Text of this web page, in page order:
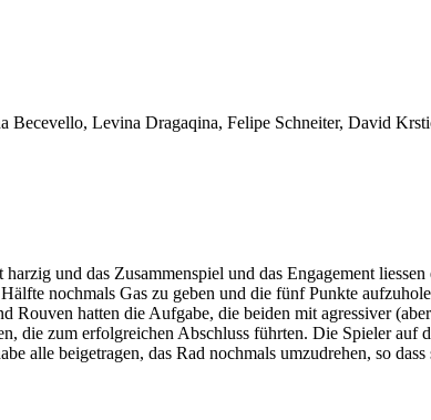
Levina Dragaqina, Felipe Schneiter, David
und das Zusammenspiel und das Engagement
nochmals Gas zu geben und die fünf Punkte
hatten die Aufgabe, die beiden mit agressiver
die zum erfolgreichen Abschluss führten. Die Spieler auf
alle beigetragen, das Rad nochmals umzudrehen, so